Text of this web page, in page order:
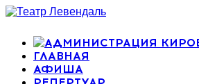
ГЛАВНАЯ
АФИША